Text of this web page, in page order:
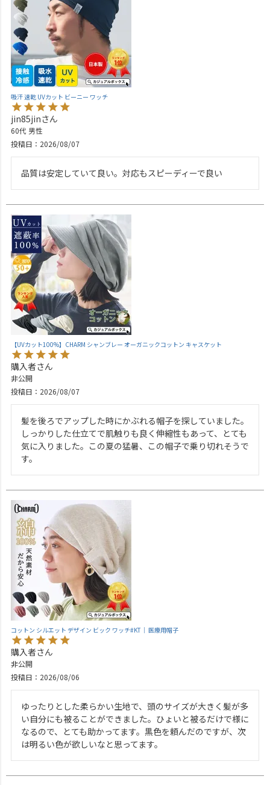
吸汗 速乾 UVカット ビーニー ワッチ
jin85jin
60代 男性
投稿日
2026/08/07
品質は安定していて良い。対応もスピーディーで良い
【UVカット100%】CHARM シャンブレー オーガニックコットン キャスケット
購入者
非公開
投稿日
2026/08/07
髪を後ろでアップした時にかぶれる帽子を探していました。
しっかりした仕立てで肌触りも良く伸縮性もあって、とても
気に入りました。この夏の猛暑、この帽子で乗り切れそうで
す。
コットン シルエット デザイン ビック ワッチ#KT｜ 医療用帽子
購入者
非公開
投稿日
2026/08/06
ゆったりとした柔らかい生地で、頭のサイズが大きく髪が多
い自分にも被ることができました。ひょいと被るだけで様に
なるので、とても助かってます。黒色を頼んだのですが、次
は明るい色が欲しいなと思ってます。